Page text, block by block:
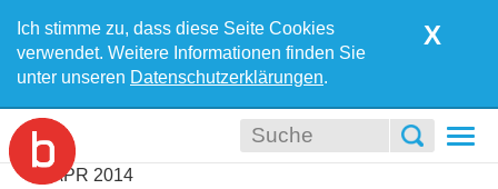
Ich stimme zu, dass diese Seite Cookies
verwendet. Weitere Informationen finden Sie
unter unseren Datenschutzerklärungen.
X
APR 2014